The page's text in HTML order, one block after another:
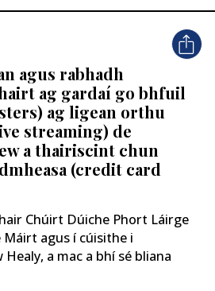
agus rabhadh
ag gardaí go bhfuil
ag ligean orthu
streaming) de
a thairiscint chun
(credit card
Chúirt Dúiche Phort Láirge
agus í cúisithe i
a mac a bhí sé bliana